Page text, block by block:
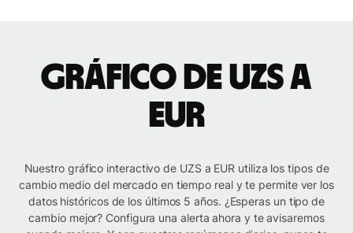
Gráfico de UZS a
EUR
Nuestro gráfico interactivo de UZS a EUR utiliza los tipos de
cambio medio del mercado en tiempo real y te permite ver los
datos históricos de los últimos 5 años. ¿Esperas un tipo de
cambio mejor? Configura una alerta ahora y te avisaremos